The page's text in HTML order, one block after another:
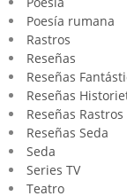
Poesía rumana
Rastros
Reseñas
Reseñas
Reseñas
Reseñas Rastros
Reseñas Seda
Seda
Series TV
Teatro